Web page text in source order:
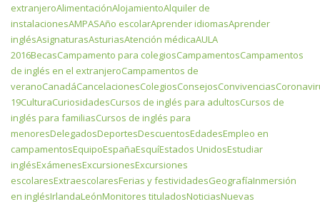
extranjeroAlimentaciónAlojamientoAlquiler de
instalacionesAMPASAño escolarAprender idiomasAprender
inglésAsignaturasAsturiasAtención médicaAULA
2016BecasCampamento para colegiosCampamentosCampamentos
de inglés en el extranjeroCampamentos de
veranoCanadáCancelacionesColegiosConsejosConvivencias
19CulturaCuriosidadesCursos de inglés para adultosCursos de
inglés para familiasCursos de inglés para
menoresDelegadosDeportesDescuentosEdadesEmpleo en
campamentosEquipoEspañaEsquíEstados UnidosEstudiar
inglésExámenesExcursionesExcursiones
escolaresExtraescolaresFerias y festividadesGeografíaInmersión
en inglésIrlandaLeónMonitores tituladosNoticiasNuevas